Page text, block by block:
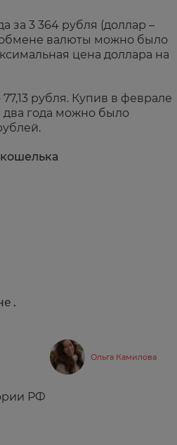
за 3 364 рубля (доллар –
обмене валюты можно было
цена доллара на
рубля. Купив в феврале
два года можно было
Ольга Камилова
РФ